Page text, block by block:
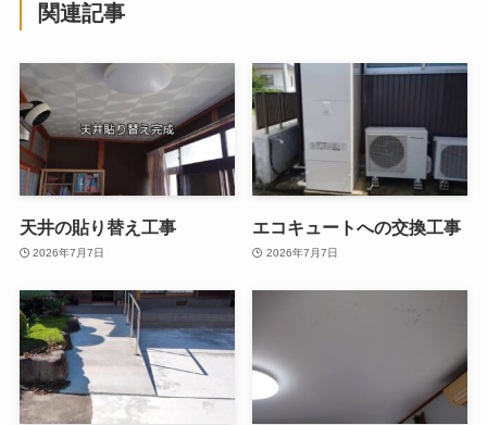
関連記事
天井の貼り替え工事
2026年7月7日
エコキュートへの交換工事
2026年7月7日